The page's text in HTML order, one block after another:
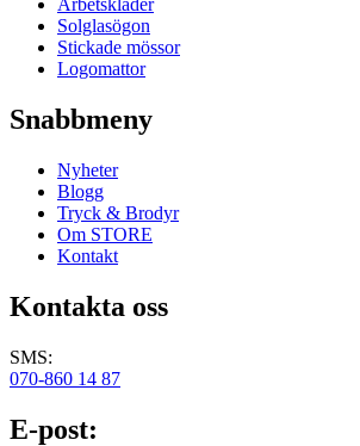
Arbetskläder
Solglasögon
Stickade mössor
Logomattor
Snabbmeny
Nyheter
Blogg
Tryck & Brodyr
Om STORE
Kontakt
Kontakta oss
SMS:
070-860 14 87
E-post: